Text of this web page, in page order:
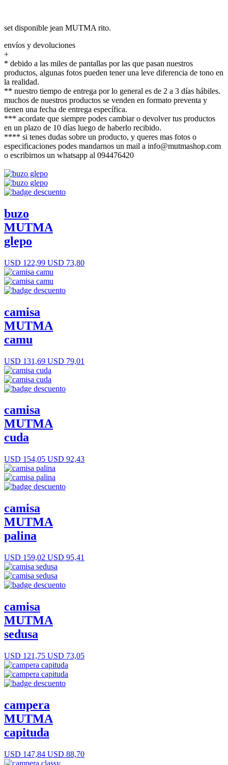
set disponible jean MUTMA rito.
envíos y devoluciones
+
* debido a las miles de pantallas por las que pasan nuestros
productos, algunas fotos pueden tener una leve diferencia de tono en
la realidad.
** nuestro tiempo de entrega por lo general es de 2 a 3 días hábiles.
muchos de nuestros productos se venden en formato preventa y
tienen una fecha de entrega específica.
*** acordate que siempre podes cambiar o devolver tus productos
en un plazo de 10 días luego de haberlo recibido.
**** si tenes dudas sobre un producto, y queres mas fotos o
especificaciones podes mandarnos un mail a info@mutmashop.com
o escribirnos un whatsapp al 094476420
buzo
MUTMA
glepo
USD 122,99 USD 73,80
camisa
MUTMA
camu
USD 131,69 USD 79,01
camisa
MUTMA
cuda
USD 154,05 USD 92,43
camisa
MUTMA
palina
USD 159,02 USD 95,41
camisa
MUTMA
sedusa
USD 121,75 USD 73,05
campera
MUTMA
capituda
USD 147,84 USD 88,70